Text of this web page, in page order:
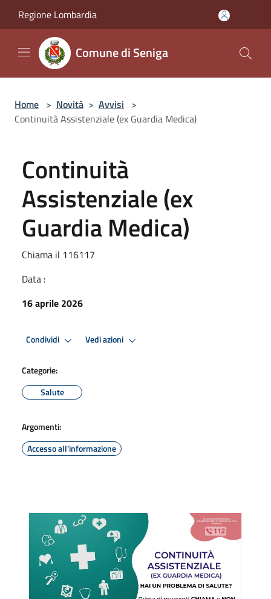
Regione Lombardia
Comune di Seniga
Home > Novità > Avvisi >
Continuità Assistenziale (ex Guardia Medica)
Continuità
Assistenziale (ex
Guardia Medica)
Chiama il 116117
Data :
16 aprile 2026
Condividi Vedi azioni
Categorie:
Salute
Argomenti:
Accesso all'informazione